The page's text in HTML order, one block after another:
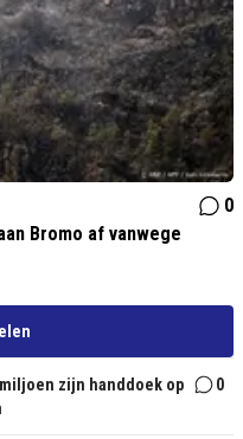
0
Bromo af vanwege
zijn handdoek op
0